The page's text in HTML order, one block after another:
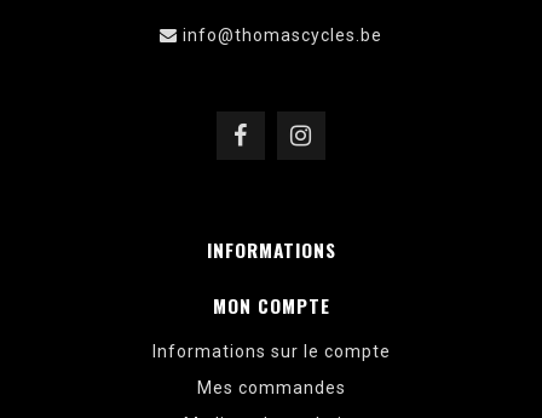
info@thomascycles.be
INFORMATIONS
MON COMPTE
Informations sur le compte
Mes commandes